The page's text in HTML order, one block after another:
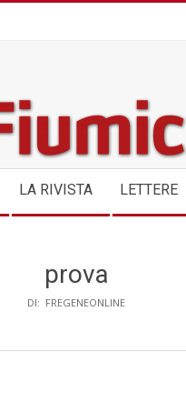
LA RIVISTA LETTERE
prova
DI: FREGENEONLINE